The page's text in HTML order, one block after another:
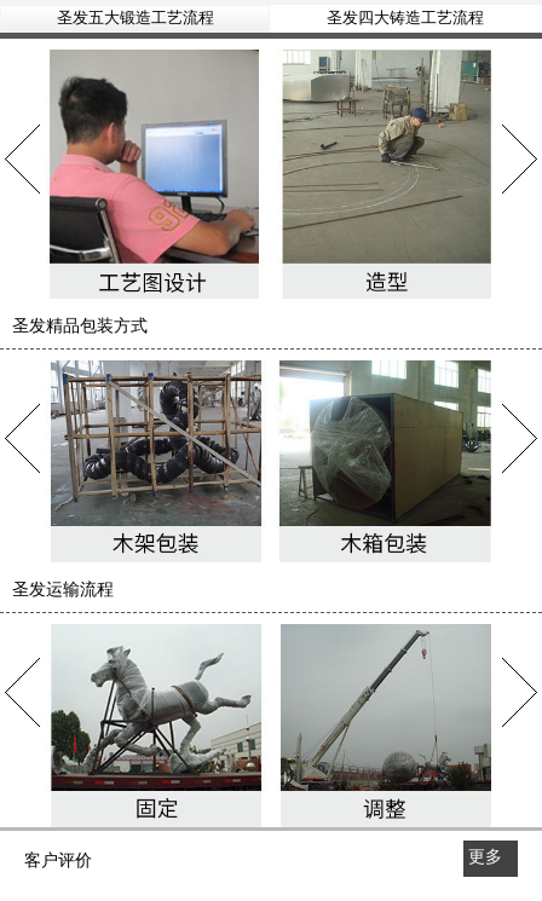
圣发五大锻造工艺流程 圣发四大铸造工艺流程
圣发精品包装方式
圣发运输流程
客户评价
更多